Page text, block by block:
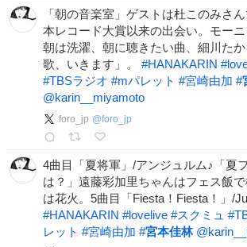
「朝の音楽室」ゲストは杜このみさ
本レコード大賞以来の出会い。モーニ
朝は洗濯、朝に聴きたい曲、細川た
歌、いきます」。 #HANAKARIN #
#TBSラジオ #mパレット #宮崎由加 #
@karin__miyamoto
foro_jp @foro_jp
4曲目「夏将軍」/アンジュルム♪「夏
は？」遠藤彩加里ちゃんはフェス飯
は花火。5曲目「Fiesta！Fiesta！」/
#HANAKARIN #lovelive #スクミュ #
レット #宮崎由加 #宮本佳林